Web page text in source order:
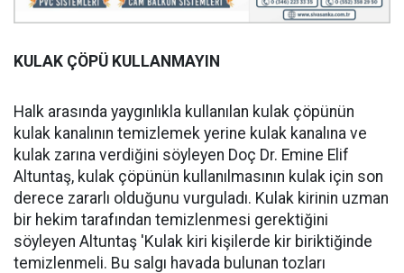
KULAK ÇÖPÜ KULLANMAYIN
Halk arasında yaygınlıkla kullanılan kulak çöpünün
kulak kanalının temizlemek yerine kulak kanalına ve
kulak zarına verdiğini söyleyen Doç Dr. Emine Elif
Altuntaş, kulak çöpünün kullanılmasının kulak için son
derece zararlı olduğunu vurguladı. Kulak kirinin uzman
bir hekim tarafından temizlenmesi gerektiğini
söyleyen Altuntaş 'Kulak kiri kişilerde kir biriktiğinde
temizlenmeli. Bu salgı havada bulunan tozları